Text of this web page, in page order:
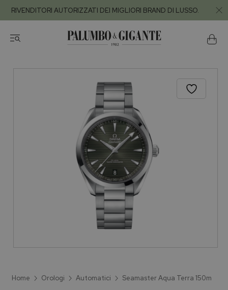
RIVENDITORI AUTORIZZATI DEI MIGLIORI BRAND DI LUSSO.
Home Orologi Automatici Seamaster Aqua Terra 150m